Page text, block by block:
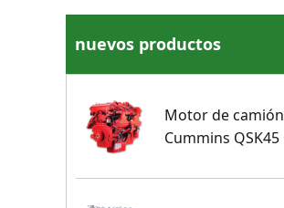
nuevos productos
Motor de camión
Cummins QSK45